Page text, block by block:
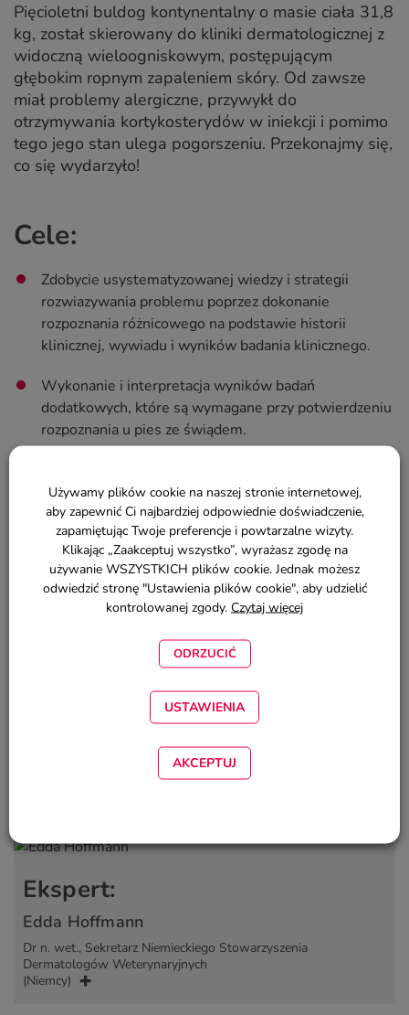
Pięcioletni buldog kontynentalny o masie ciała 31,8
kg, został skierowany do kliniki dermatologicznej z
widoczną wieloogniskowym, postępującym
głębokim ropnym zapaleniem skóry. Od zawsze
miał problemy alergiczne, przywykł do
otrzymywania kortykosterydów w iniekcji i pomimo
tego jego stan ulega pogorszeniu. Przekonajmy się,
co się wydarzyło!
Cele:
Zdobycie usystematyzowanej wiedzy i strategii
rozwiazywania problemu poprzez dokonanie
rozpoznania różnicowego na podstawie historii
klinicznej, wywiadu i wyników badania klinicznego.
Wykonanie i interpretacja wyników badań
dodatkowych, które są wymagane przy potwierdzeniu
rozpoznania u pies ze świądem.
bakterii.
Ta aktywność jest równoznaczna z 2,5 godzinnym szkoleniem CPD
Ekspert:
Edda Hoffmann
Dr n. wet., Sekretarz Niemieckiego Stowarzyszenia
Dermatologów Weterynaryjnych
(Niemcy)
Używamy plików cookie na naszej stronie internetowej,
aby zapewnić Ci najbardziej odpowiednie doświadczenie,
zapamiętując Twoje preferencje i powtarzalne wizyty.
Klikając „Zaakceptuj wszystko”, wyrażasz zgodę na
używanie WSZYSTKICH plików cookie. Jednak możesz
odwiedzić stronę "Ustawienia plików cookie", aby udzielić
kontrolowanej zgody. Czytaj więcej
ODRZUCIĆ
USTAWIENIA
AKCEPTUJ